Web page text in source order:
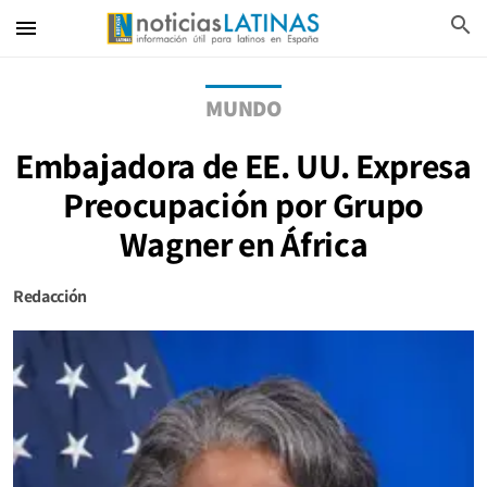
menu search
MUNDO
Embajadora de EE. UU. Expresa
Preocupación por Grupo
Wagner en África
Redacción